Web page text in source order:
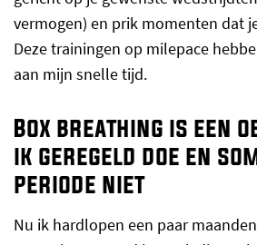
vermogen) en prik momenten dat
Deze trainingen op milepace
aan mijn snelle tijd.
Box breathing is een
ik geregeld doe en
periode niet
Nu ik hardlopen een paar